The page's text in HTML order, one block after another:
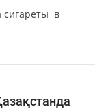
сигареты в